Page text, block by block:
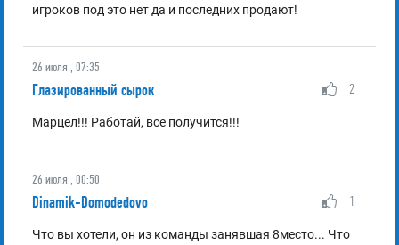
игроков под это нет да и последних продают!
26 июля , 07:35
Глазированный сырок 2
Марцел!!! Работай, все получится!!!
26 июля , 00:50
Dinamik-Domodedovo 1
Что вы хотели, он из команды занявшая 8место... Что